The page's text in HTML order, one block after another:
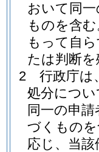
おいて同
ものを含
もって自
たは判断
2
行政庁は
処分につ
同一の申
づくもの
応じ、当